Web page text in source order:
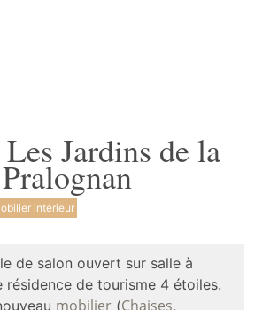
Jardins de la
intérieur
de salon ouvert sur salle à
résidence de tourisme 4 étoiles.
mobilier (Chaises,